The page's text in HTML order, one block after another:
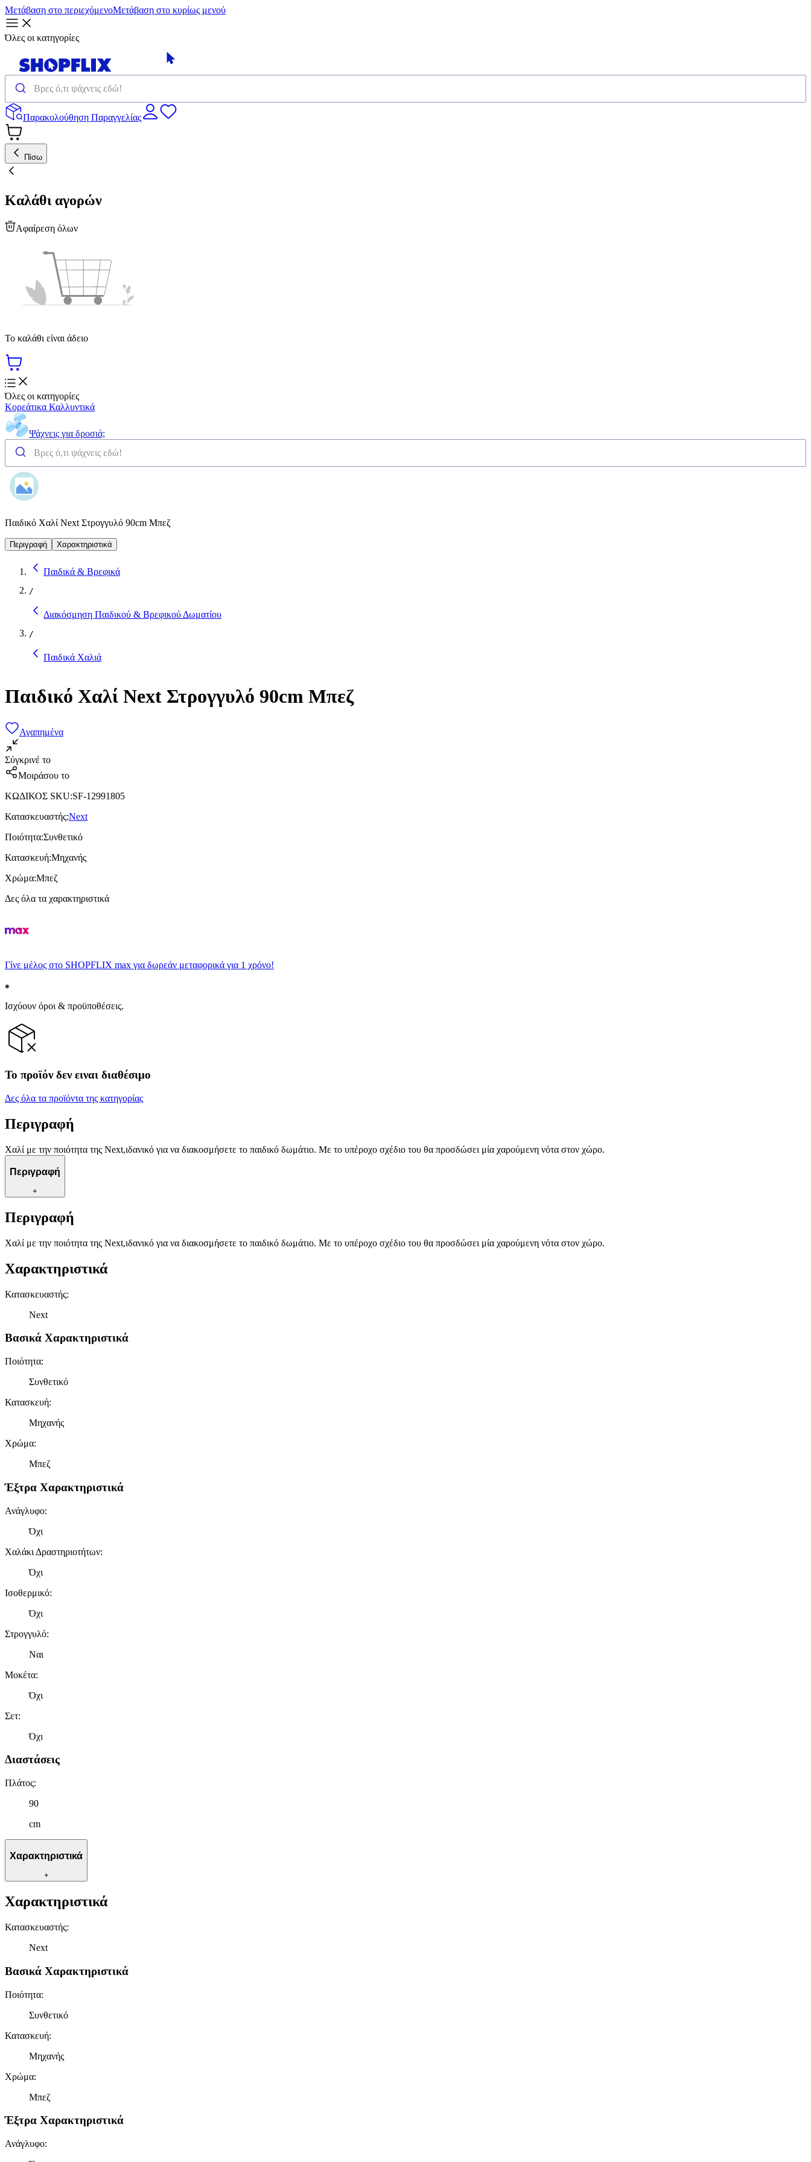
Μετάβαση στο περιεχόμενοΜετάβαση στο κυρίως μενού
Όλες οι κατηγορίες
Παρακολούθηση Παραγγελίας
Πίσω
Καλάθι αγορών
Αφαίρεση όλων
Το καλάθι είναι άδειο
Όλες οι κατηγορίες
Κορεάτικα Καλλυντικά
Ψάχνεις για δροσιά;
Παιδικό Χαλί Next Στρογγυλό 90cm Μπεζ
Περιγραφή Χαρακτηριστικά
Παιδικά & Βρεφικά
/
Διακόσμηση Παιδικού & Βρεφικού Δωματίου
/
Παιδικά Χαλιά
Παιδικό Χαλί Next Στρογγυλό 90cm Μπεζ
Αγαπημένα
Σύγκρινέ το
Μοιράσου το
ΚΩΔΙΚΟΣ SKU:SF-12991805
Κατασκευαστής:Next
Ποιότητα:Συνθετικό
Κατασκευή:Μηχανής
Χρώμα:Μπεζ
Δες όλα τα χαρακτηριστικά
Γίνε μέλος στο SHOPFLIX max για δωρεάν μεταφορικά για 1 χρόνο!
Ισχύουν όροι & προϋποθέσεις.
Το προϊόν δεν ειναι διαθέσιμο
Δες όλα τα προϊόντα της κατηγορίας
Περιγραφή
Χαλί με την ποιότητα της Next,ιδανικό για να διακοσμήσετε το παιδικό δωμάτιο. Με το υπέροχο σχέδιο του θα προσδώσει μία χαρούμενη νότα στον χώρο.
Περιγραφή
+
Περιγραφή
Χαλί με την ποιότητα της Next,ιδανικό για να διακοσμήσετε το παιδικό δωμάτιο. Με το υπέροχο σχέδιο του θα προσδώσει μία χαρούμενη νότα στον χώρο.
Χαρακτηριστικά
Κατασκευαστής:
Next
Βασικά Χαρακτηριστικά
Ποιότητα:
Συνθετικό
Κατασκευή:
Μηχανής
Χρώμα:
Μπεζ
Έξτρα Χαρακτηριστικά
Ανάγλυφο:
Όχι
Χαλάκι Δραστηριοτήτων:
Όχι
Ισοθερμικό:
Όχι
Στρογγυλό:
Ναι
Μοκέτα:
Όχι
Σετ:
Όχι
Διαστάσεις
Πλάτος:
90
cm
Χαρακτηριστικά
+
Χαρακτηριστικά
Κατασκευαστής:
Next
Βασικά Χαρακτηριστικά
Ποιότητα:
Συνθετικό
Κατασκευή:
Μηχανής
Χρώμα:
Μπεζ
Έξτρα Χαρακτηριστικά
Ανάγλυφο: